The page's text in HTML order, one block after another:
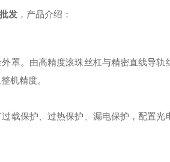
发，产品介绍：
罩。由高精度滚珠丝杠与精密直线导
机精度。
载保护、过热保护、漏电保护，配置